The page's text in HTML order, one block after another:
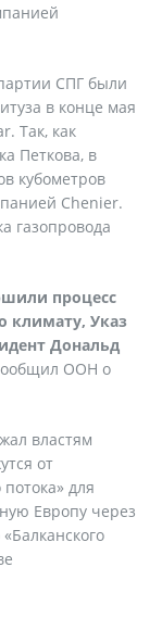
СПГ были
в конце мая
Так, как
Петкова, в
кубометров
Chenier.
газопровода
процесс
климату, Указ
Дональд
ООН о
властям
от
для
Европу через